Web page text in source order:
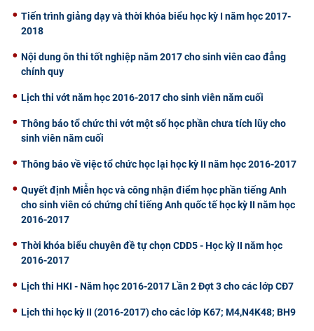
Tiến trình giảng dạy và thời khóa biểu học kỳ I năm học 2017-
2018
Nội dung ôn thi tốt nghiệp năm 2017 cho sinh viên cao đẳng
chính quy
Lịch thi vớt năm học 2016-2017 cho sinh viên năm cuối
Thông báo tổ chức thi vớt một số học phần chưa tích lũy cho
sinh viên năm cuối
Thông báo về việc tổ chức học lại học kỳ II năm học 2016-2017
Quyết định Miễn học và công nhận điểm học phần tiếng Anh
cho sinh viên có chứng chỉ tiếng Anh quốc tế học kỳ II năm học
2016-2017
Thời khóa biểu chuyên đề tự chọn CDD5 - Học kỳ II năm học
2016-2017
Lịch thi HKI - Năm học 2016-2017 Lần 2 Đợt 3 cho các lớp CĐ7
Lịch thi học kỳ II (2016-2017) cho các lớp K67; M4,N4K48; BH9